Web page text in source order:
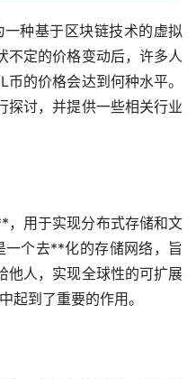
一种基于区块链技术的虚拟
不定的价格变动后，许多人
的价格会达到何种水平。
探讨，并提供一些相关行业
，用于实现分布式存储和文
一个去**化的存储网络，旨
他人，实现全球性的可扩展
起到了重要的作用。